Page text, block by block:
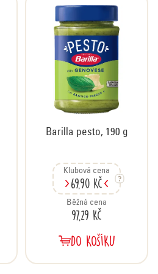
Barilla pesto, 190 g
Klubová cena
69,90 Kč
Běžná cena
97,29 Kč
DO KOŠÍKU